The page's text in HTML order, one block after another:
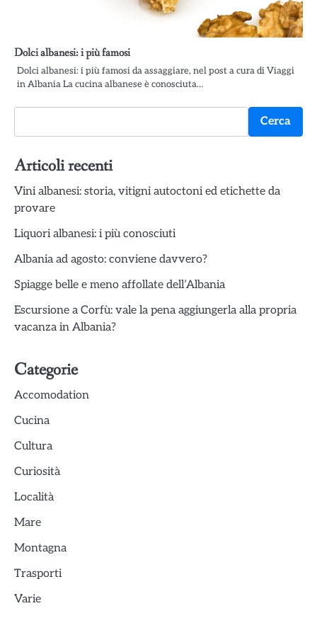
Dolci albanesi: i più famosi
Dolci albanesi: i più famosi da assaggiare, nel post a cura di Viaggi
in Albania La cucina albanese è conosciuta…
Cerca
Articoli recenti
Vini albanesi: storia, vitigni autoctoni ed etichette da
provare
Liquori albanesi: i più conosciuti
Albania ad agosto: conviene davvero?
Spiagge belle e meno affollate dell’Albania
Escursione a Corfù: vale la pena aggiungerla alla propria
vacanza in Albania?
Categorie
Accomodation
Cucina
Cultura
Curiosità
Località
Mare
Montagna
Trasporti
Varie